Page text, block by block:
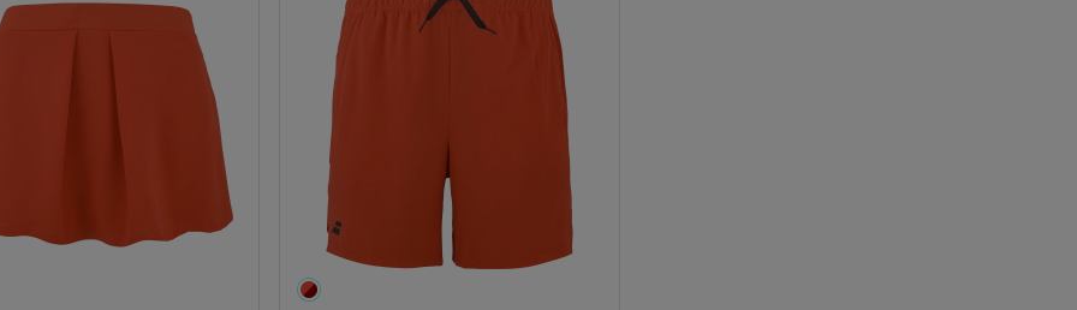
Bewertungen